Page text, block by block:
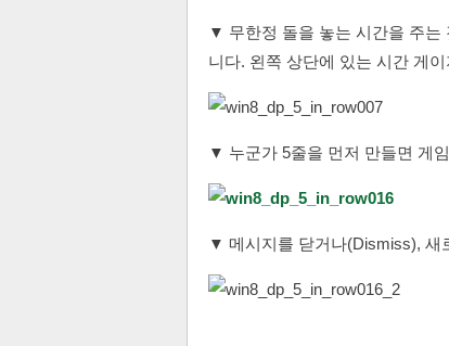
▼ 무한정 돌을 놓는 시간을 주는
니다. 왼쪽 상단에 있는 시간 게
▼ 누군가 5줄을 먼저 만들면 게
▼ 메시지를 닫거나(Dismiss), 새